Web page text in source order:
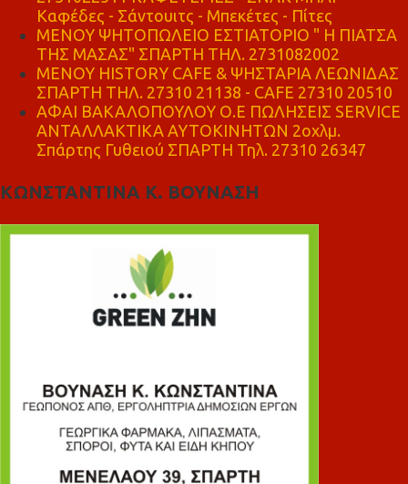
Καφέδες - Σάντουιτς - Μπεκέτες - Πίτες
ΜΕΝΟΥ ΨΗΤΟΠΩΛΕΙΟ ΕΣΤΙΑΤΟΡΙΟ " Η ΠΙΑΤΣΑ
ΤΗΣ ΜΑΣΑΣ" ΣΠΑΡΤΗ ΤΗΛ. 2731082002
ΜΕΝΟΥ HISTORY CAFE & ΨΗΣΤΑΡΙΑ ΛΕΩΝΙΔΑΣ
ΣΠΑΡΤΗ ΤΗΛ. 27310 21138 - CAFE 27310 20510
ΑΦΑΙ ΒΑΚΑΛΟΠΟΥΛΟΥ Ο.Ε ΠΩΛΗΣΕΙΣ SERVICE
ΑΝΤΑΛΛΑΚΤΙΚΑ ΑΥΤΟΚΙΝΗΤΩΝ 2οχλμ.
Σπάρτης Γυθειού ΣΠΑΡΤΗ Τηλ. 27310 26347
ΚΩΝΣΤΑΝΤΙΝΑ Κ. ΒΟΥΝΑΣΗ